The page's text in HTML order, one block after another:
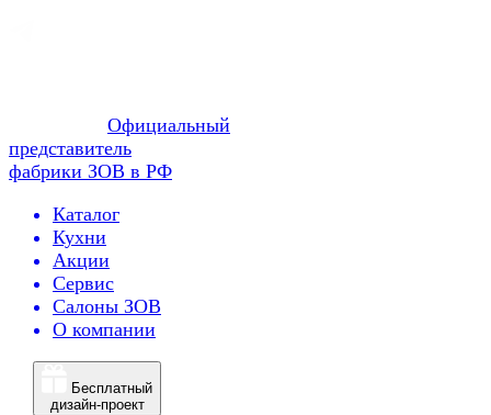
Официальный
представитель
фабрики ЗОВ в РФ
Каталог
Кухни
Акции
Сервис
Салоны ЗОВ
О компании
Бесплатный
дизайн-проект